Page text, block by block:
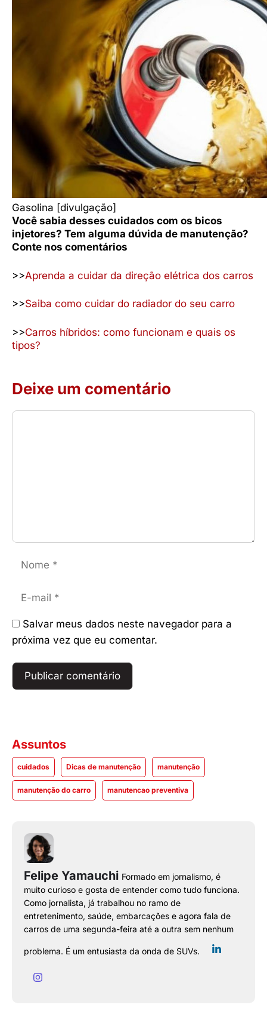
Gasolina [divulgação]
Você sabia desses cuidados com os bicos
injetores? Tem alguma dúvida de manutenção?
Conte nos comentários
>>Aprenda a cuidar da direção elétrica dos carros
>>Saiba como cuidar do radiador do seu carro
>>Carros híbridos: como funcionam e quais os
tipos?
Deixe um comentário
Comentário
Nome
E-
mail
Salvar meus dados neste navegador para a
próxima vez que eu comentar.
Assuntos
cuidados Dicas de manutenção manutenção
manutenção do carro manutencao preventiva
Felipe Yamauchi Formado em jornalismo, é
muito curioso e gosta de entender como tudo funciona.
Como jornalista, já trabalhou no ramo de
entretenimento, saúde, embarcações e agora fala de
carros de uma segunda-feira até a outra sem nenhum
problema. É um entusiasta da onda de SUVs.